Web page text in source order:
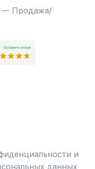
— Продажа/
и
данных